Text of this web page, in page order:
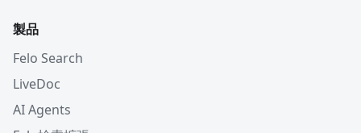
製品
Felo Search
LiveDoc
AI Agents